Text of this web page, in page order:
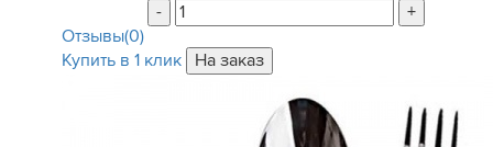
-
+
Отзывы(0)
Купить в 1 клик